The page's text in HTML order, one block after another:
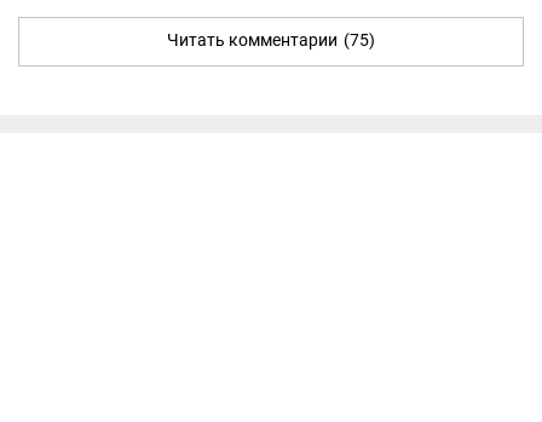
Читать комментарии (75)